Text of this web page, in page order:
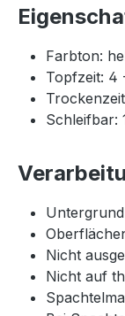
Farbton:
Topfzeit: 4
Schleifbar:
Nicht
Nicht auf